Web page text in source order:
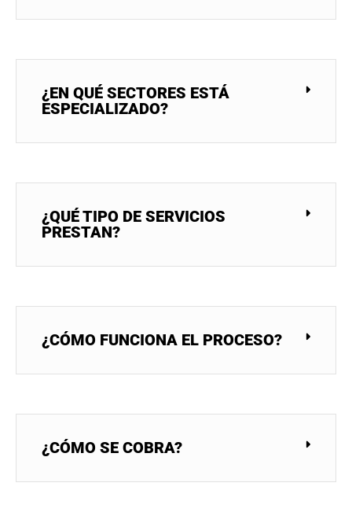
¿EN QUÉ SECTORES ESTÁ
ESPECIALIZADO?
¿QUÉ TIPO DE SERVICIOS
PRESTAN?
¿CÓMO FUNCIONA EL PROCESO?
¿CÓMO SE COBRA?